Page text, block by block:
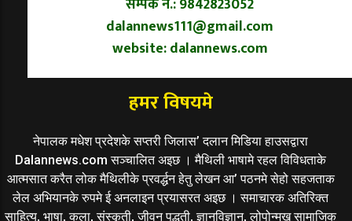
dalannews111@gmail.com
website: dalannews.com
हमर विषयमे
नेपालक मधेश प्रदेशके सप्तरी जिलास’ दलान मिडिया हाउसद्वारा
Dalannews.com सञ्चालित अइछ । मैथिली भाषामे रहल विविधताके
आत्मसात करैत लोक मैथिलीके प्रवर्द्धन हेतु लेखन आ’ पठनमे सेहो सहजताक
लेल अभियानके रुपमे ई अनलाइन प्रयासरत अइछ । समाचारक अतिरिक्त
साहित्य, भाषा, कला, संस्कृती, जीवन पद्धती, ज्ञानविज्ञान, लोपोन्मुख सामाजिक